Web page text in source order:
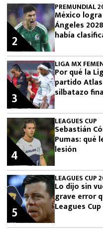
PREMUNDIAL
México
Ángeles
había
2
LIGA MX
Por qué la
partido
silbatazo
3
LEAGUES CUP
Sebastián
Pumas: qué
lesión
4
LEAGUES CUP
Lo dijo sin
grave error
Leagues
5